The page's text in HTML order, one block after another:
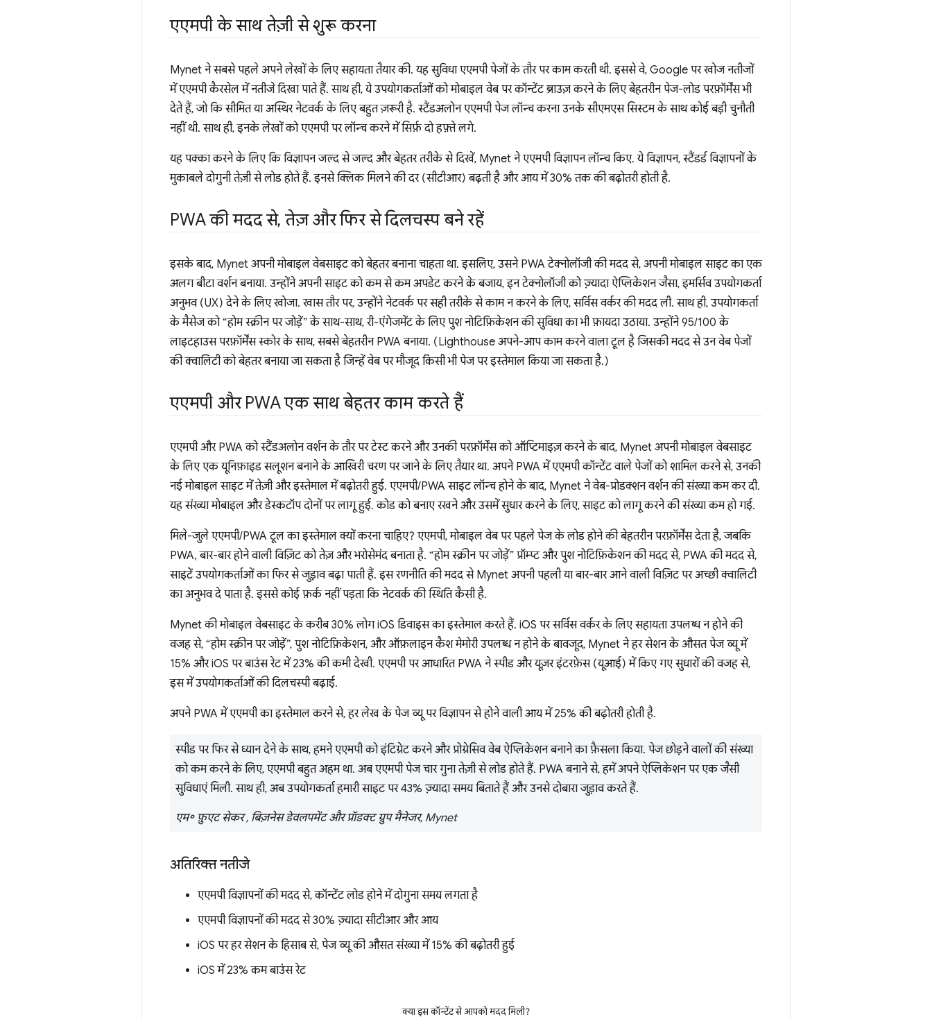
एएमपी के साथ तेज़ी से शुरू करना
Mynet ने सबसे पहले अपने लेखों के लिए सहायता तैयार की. यह सुविधा एएमपी पेजों के तौर पर काम करती थी. इससे वे, Google पर खोज नतीजों
में एएमपी कैरसेल में नतीजे दिखा पाते हैं. साथ ही, ये उपयोगकर्ताओं को मोबाइल वेब पर कॉन्टेंट ब्राउज़ करने के लिए बेहतरीन पेज-लोड परफ़ॉर्मेंस भी
देते हैं, जो कि सीमित या अस्थिर नेटवर्क के लिए बहुत ज़रूरी है. स्टैंडअलोन एएमपी पेज लॉन्च करना उनके सीएमएस सिस्टम के साथ कोई बड़ी चुनौती
नहीं थी. साथ ही, इनके लेखों को एएमपी पर लॉन्च करने में सिर्फ़ दो हफ़्ते लगे.
यह पक्का करने के लिए कि विज्ञापन जल्द से जल्द और बेहतर तरीके से दिखें, Mynet ने एएमपी विज्ञापन लॉन्च किए. ये विज्ञापन, स्टैंडर्ड विज्ञापनों के
मुकाबले दोगुनी तेज़ी से लोड होते हैं. इनसे क्लिक मिलने की दर (सीटीआर) बढ़ती है और आय में 30% तक की बढ़ोतरी होती है.
PWA की मदद से, तेज़ और फिर से दिलचस्प बने रहें
इसके बाद, Mynet अपनी मोबाइल वेबसाइट को बेहतर बनाना चाहता था. इसलिए, उसने PWA टेक्नोलॉजी की मदद से, अपनी मोबाइल साइट का एक
अलग बीटा वर्शन बनाया. उन्होंने अपनी साइट को कम से कम अपडेट करने के बजाय, इन टेक्नोलॉजी को ज़्यादा ऐप्लिकेशन जैसा, इमर्सिव उपयोगकर्ता
अनुभव (UX) देने के लिए खोजा. खास तौर पर, उन्होंने नेटवर्क पर सही तरीके से काम न करने के लिए, सर्विस वर्कर की मदद ली. साथ ही, उपयोगकर्ता
के मैसेज को “होम स्क्रीन पर जोड़ें” के साथ-साथ, री-एंगेजमेंट के लिए पुश नोटिफ़िकेशन की सुविधा का भी फ़ायदा उठाया. उन्होंने 95/100 के
लाइटहाउस परफ़ॉर्मेंस स्कोर के साथ, सबसे बेहतरीन PWA बनाया. (Lighthouse अपने-आप काम करने वाला टूल है जिसकी मदद से उन वेब पेजों
की क्वालिटी को बेहतर बनाया जा सकता है जिन्हें वेब पर मौजूद किसी भी पेज पर इस्तेमाल किया जा सकता है.)
एएमपी और PWA एक साथ बेहतर काम करते हैं
एएमपी और PWA को स्टैंडअलोन वर्शन के तौर पर टेस्ट करने और उनकी परफ़ॉर्मेंस को ऑप्टिमाइज़ करने के बाद, Mynet अपनी मोबाइल वेबसाइट
के लिए एक यूनिफ़ाइड सलूशन बनाने के आखिरी चरण पर जाने के लिए तैयार था. अपने PWA में एएमपी कॉन्टेंट वाले पेजों को शामिल करने से, उनकी
नई मोबाइल साइट में तेज़ी और इस्तेमाल में बढ़ोतरी हुई. एएमपी/PWA साइट लॉन्च होने के बाद, Mynet ने वेब-प्रोडक्शन वर्शन की संख्या कम कर दी.
यह संख्या मोबाइल और डेस्कटॉप दोनों पर लागू हुई. कोड को बनाए रखने और उसमें सुधार करने के लिए, साइट को लागू करने की संख्या कम हो गई.
मिले-जुले एएमपी/PWA टूल का इस्तेमाल क्यों करना चाहिए? एएमपी, मोबाइल वेब पर पहले पेज के लोड होने की बेहतरीन परफ़ॉर्मेंस देता है, जबकि
PWA, बार-बार होने वाली विज़िट को तेज़ और भरोसेमंद बनाता है. “होम स्क्रीन पर जोड़ें” प्रॉम्प्ट और पुश नोटिफ़िकेशन की मदद से, PWA की मदद से,
साइटें उपयोगकर्ताओं का फिर से जुड़ाव बढ़ा पाती हैं. इस रणनीति की मदद से Mynet अपनी पहली या बार-बार आने वाली विज़िट पर अच्छी क्वालिटी
का अनुभव दे पाता है. इससे कोई फ़र्क नहीं पड़ता कि नेटवर्क की स्थिति कैसी है.
Mynet की मोबाइल वेबसाइट के करीब 30% लोग iOS डिवाइस का इस्तेमाल करते हैं. iOS पर सर्विस वर्कर के लिए सहायता उपलब्ध न होने की
वजह से, “होम स्क्रीन पर जोड़ें”, पुश नोटिफ़िकेशन, और ऑफ़लाइन कैश मेमोरी उपलब्ध न होने के बावजूद, Mynet ने हर सेशन के औसत पेज व्यू में
15% और iOS पर बाउंस रेट में 23% की कमी देखी. एएमपी पर आधारित PWA ने स्पीड और यूज़र इंटरफ़ेस (यूआई) में किए गए सुधारों की वजह से,
इस में उपयोगकर्ताओं की दिलचस्पी बढ़ाई.
अपने PWA में एएमपी का इस्तेमाल करने से, हर लेख के पेज व्यू पर विज्ञापन से होने वाली आय में 25% की बढ़ोतरी होती है.
स्पीड पर फिर से ध्यान देने के साथ, हमने एएमपी को इंटिग्रेट करने और प्रोग्रेसिव वेब ऐप्लिकेशन बनाने का फ़ैसला किया. पेज छोड़ने वालों की संख्या
को कम करने के लिए, एएमपी बहुत अहम था. अब एएमपी पेज चार गुना तेज़ी से लोड होते हैं. PWA बनाने से, हमें अपने ऐप्लिकेशन पर एक जैसी
सुविधाएं मिली. साथ ही, अब उपयोगकर्ता हमारी साइट पर 43% ज़्यादा समय बिताते हैं और उनसे दोबारा जुड़ाव करते हैं.
एम॰ फ़ुएट सेकर , बिज़नेस डेवलपमेंट और प्रॉडक्ट ग्रुप मैनेजर, Mynet
अतिरिक्त नतीजे
एएमपी विज्ञापनों की मदद से, कॉन्टेंट लोड होने में दोगुना समय लगता है
एएमपी विज्ञापनों की मदद से 30% ज़्यादा सीटीआर और आय
iOS पर हर सेशन के हिसाब से, पेज व्यू की औसत संख्या में 15% की बढ़ोतरी हुई
iOS में 23% कम बाउंस रेट
क्या इस कॉन्टेंट से आपको मदद मिली?